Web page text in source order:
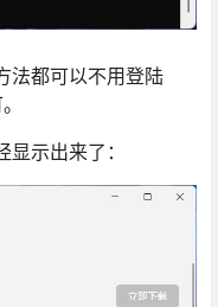
法都可以不用登陆
示出来了：